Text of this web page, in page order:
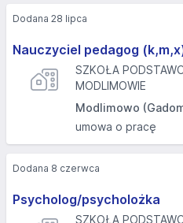
Nauczyciel pedagog
SZKOŁA
MODLIMOWIE
Modlimowo
umowa o pracę
Dodana 28 lipca
Psycholog/psycholożka
SZKOŁA
Dodana 8 czerwca